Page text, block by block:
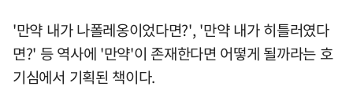
'만약 내가 나폴레옹이었다면?', '만약 내가 히틀러였다
면?' 등 역사에 '만약'이 존재한다면 어떻게 될까라는 호
기심에서 기획된 책이다.